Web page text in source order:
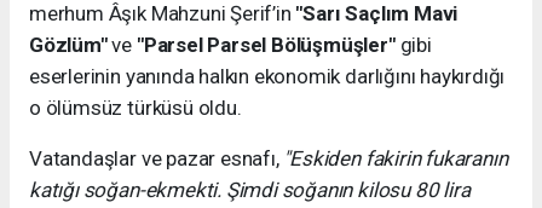
merhum Âşık Mahzuni Şerif’in "Sarı Saçlım Mavi
Gözlüm"ve "Parsel Parsel Bölüşmüşler"gibi
eserlerinin yanında halkın ekonomik darlığını haykırdığı
o ölümsüz türküsü oldu.
Vatandaşlar ve pazar esnafı, "Eskiden fakirin fukaranın
katığı soğan-ekmekti. Şimdi soğanın kilosu 80 lira